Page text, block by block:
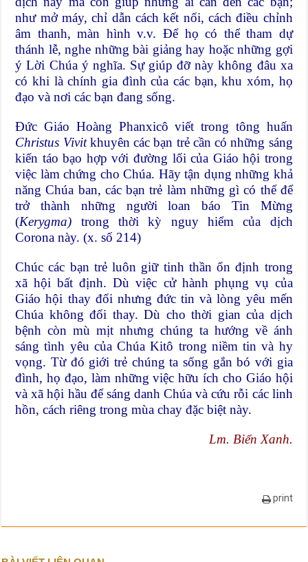
như mở máy, chỉ dẫn cách kết nối, cách điều chỉnh
âm thanh, màn hình v.v. Để họ có thể tham dự
thánh lễ, nghe những bài giảng hay hoặc những gợi
ý Lời Chúa ý nghĩa. Sự giúp đỡ này không đâu xa
có khi là chính gia đình của các bạn, khu xóm, họ
đạo và nơi các bạn đang sống.
Đức Giáo Hoàng Phanxicô viết trong tông huấn
Christus Vivitkhuyên các bạn trẻ cần có những sáng
kiến táo bạo hợp với đường lối của Giáo hội trong
việc làm chứng cho Chúa. Hãy tận dụng những khả
năng Chúa ban, các bạn trẻ làm những gì có thể để
trở thành những người loan báo Tin Mừng
(Kerygma) trong thời kỳ nguy hiểm của dịch
Corona này. (x. số 214)
Chúc các bạn trẻ luôn giữ tinh thần ổn định trong
xã hội bất định. Dù việc cử hành phụng vụ của
Giáo hội thay đổi nhưng đức tin và lòng yêu mến
Chúa không đổi thay. Dù cho thời gian của dịch
bệnh còn mù mịt nhưng chúng ta hướng về ánh
sáng tình yêu của Chúa Kitô trong niềm tin và hy
vọng. Từ đó giới trẻ chúng ta sống gắn bó với gia
đình, họ đạo, làm những việc hữu ích cho Giáo hội
và xã hội hầu để sáng danh Chúa và cứu rỗi các linh
hồn, cách riêng trong mùa chay đặc biệt này.
Lm. Biển Xanh.
print